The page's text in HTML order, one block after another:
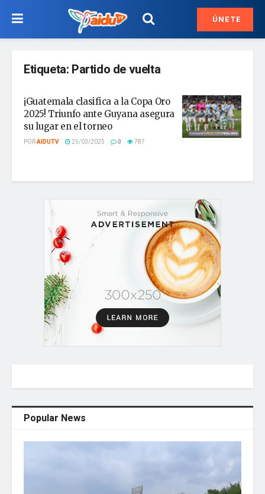
ÚNETE
Etiqueta: Partido de vuelta
¡Guatemala clasifica a la Copa Oro
2025! Triunfo ante Guyana asegura
su lugar en el torneo
PORAIDUTV 25/03/2025 0 787
Popular News